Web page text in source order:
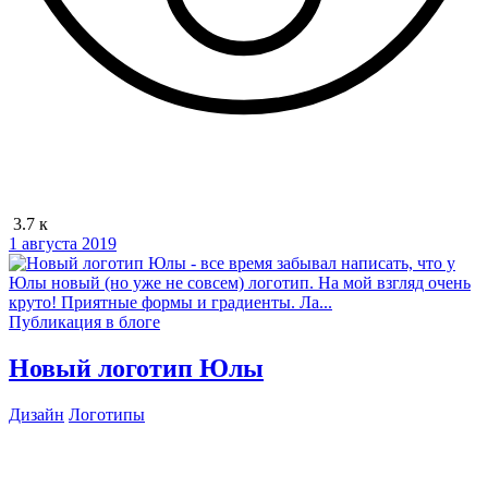
3.7 к
1 августа 2019
Публикация в блоге
Новый логотип Юлы
Дизайн Логотипы